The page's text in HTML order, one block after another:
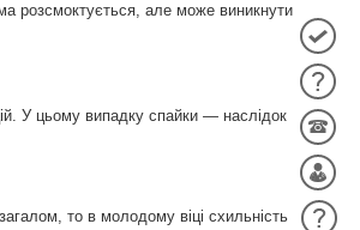
розсмоктується, але може виникнути
У цьому випадку спайки — наслідок
то в молодому віці схильність